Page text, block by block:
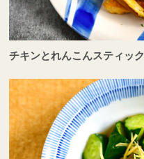
チキンとれんこんスティック